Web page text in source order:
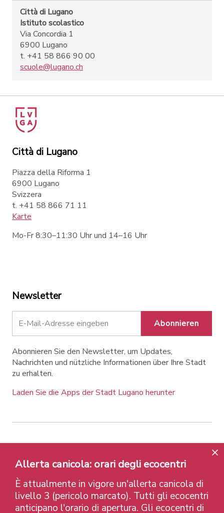
Città di Lugano
Istituto scolastico
Via Concordia 1
6900 Lugano
t. +41 58 866 90 00
scuole@lugano.ch
Città di Lugano
Piazza della Riforma 1
6900 Lugano
Svizzera
t. +41 58 866 71 11
Karte
Mo-Fr 8:30–11:30 Uhr und 14–16 Uhr
Newsletter
Abonnieren
Abonnieren Sie den Newsletter, um Updates,
Nachrichten und nützliche Informationen über Ihre Stadt
zu erhalten.
Laden Sie die Apps der Stadt Lugano herunter
Contatti Links
Rechtlicher Hinweis
Datenschutzrichtlinie
Labels und Auszeichnungen
Credits
© 2026 Città di Lugano
Allerta canicola: orari degli ecocentri
È attualmente in vigore un'allerta canicola di
livello 3 (pericolo marcato). Tutti gli ecocentri
anticipano l'orario di apertura. Gli ecocentri di